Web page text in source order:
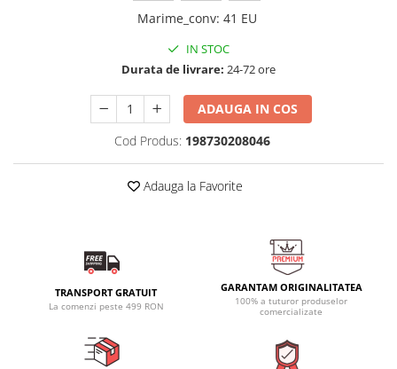
Marime_conv: 41 EU
IN STOC
Durata de livrare: 24-72 ore
ADAUGA IN COS
Cod Produs: 198730208046
Adauga la Favorite
TRANSPORT GRATUIT
La comenzi peste 499 RON
GARANTAM ORIGINALITATEA
100% a tuturor produselor
comercializate